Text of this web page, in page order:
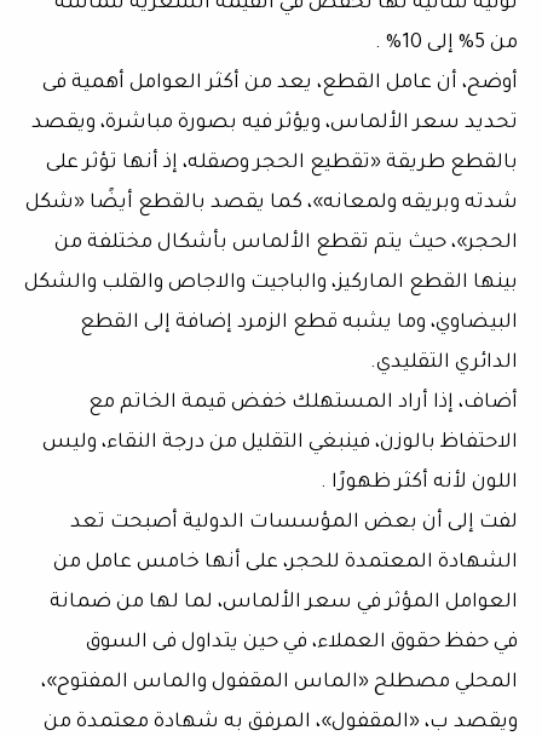
من 5% إلى 10% .
أوضح، أن عامل القطع، يعد من أكثر العوامل أهمية فى
تحديد سعر الألماس، ويؤثر فيه بصورة مباشرة، ويقصد
بالقطع طريقة «تقطيع الحجر وصقله، إذ أنها تؤثر على
شدته وبريقه ولمعانه»، كما يقصد بالقطع أيضًا «شكل
الحجر»، حيث يتم تقطع الألماس بأشكال مختلفة من
بينها القطع الماركيز، والباجيت والاجاص والقلب والشكل
البيضاوي، وما يشبه قطع الزمرد إضافة إلى القطع
الدائري التقليدي.
أضاف، إذا أراد المستهلك خفض قيمة الخاتم مع
الاحتفاظ بالوزن، فينبغي التقليل من درجة النقاء، وليس
اللون لأنه أكثر ظهورًا .
لفت إلى أن بعض المؤسسات الدولية أصبحت تعد
الشهادة المعتمدة للحجر، على أنها خامس عامل من
العوامل المؤثر في سعر الألماس، لما لها من ضمانة
في حفظ حقوق العملاء، في حين يتداول فى السوق
المحلي مصطلح «الماس المقفول والماس المفتوح»،
ويقصد ب، «المقفول»، المرفق به شهادة معتمدة من